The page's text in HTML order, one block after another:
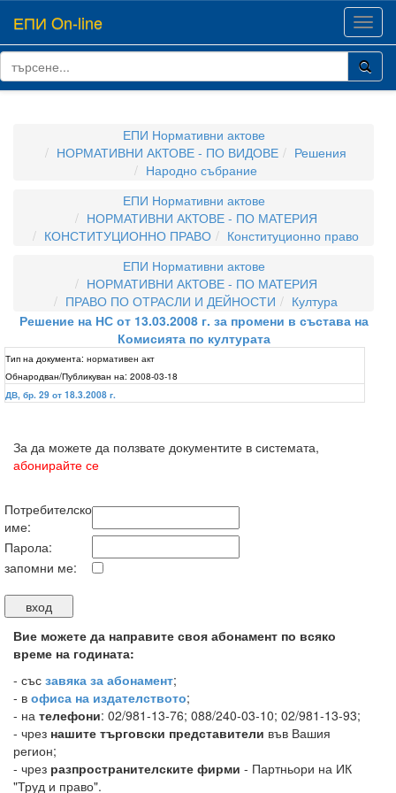
ЕПИ On-line
ЕПИ Нормативни актове
НОРМАТИВНИ АКТОВЕ - ПО ВИДОВЕ
Решения
Народно събрание
ЕПИ Нормативни актове
НОРМАТИВНИ АКТОВЕ - ПО МАТЕРИЯ
КОНСТИТУЦИОННО ПРАВО
Конституционно право
ЕПИ Нормативни актове
НОРМАТИВНИ АКТОВЕ - ПО МАТЕРИЯ
ПРАВО ПО ОТРАСЛИ И ДЕЙНОСТИ
Култура
Решение на НС от 13.03.2008 г. за промени в състава на
Комисията по културата
Тип на документа: нормативен акт
Обнародван/Публикуван на: 2008-03-18
ДВ, бр. 29 от 18.3.2008 г.
За да можете да ползвате документите в системата,
абонирайте се
Потребителско
име:
Парола:
запомни ме:
Вие можете да направите своя абонамент по всяко
време на годината:
- със завяка за абонамент;
- в офиса на издателството;
- на телефони: 02/981-13-76; 088/240-03-10; 02/981-13-93;
- чрез нашите търговски представители във Вашия
регион;
- чрез разпространителските фирми - Партньори на ИК
"Труд и право".